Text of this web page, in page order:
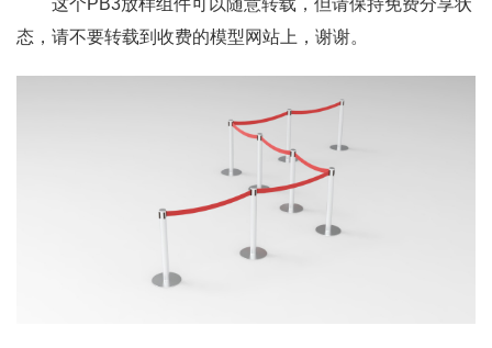
这个PB3放样组件可以随意转载，但请保持免费分享状
态，请不要转载到收费的模型网站上，谢谢。